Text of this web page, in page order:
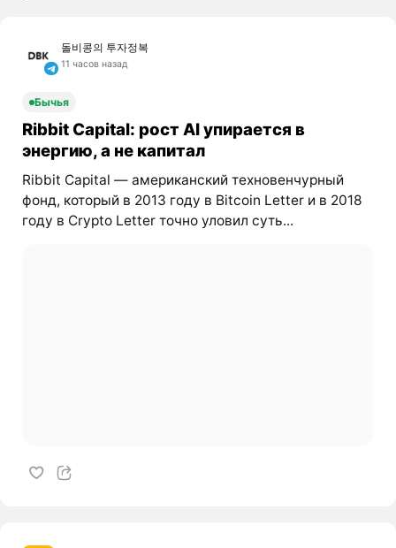
돌비콩의 투자정복
11 часов назад
Бычья
Ribbit Capital: рост AI упирается в
энергию, а не капитал
Ribbit Capital — американский техновенчурный
фонд, который в 2013 году в Bitcoin Letter и в 2018
году в Crypto Letter точно уловил суть...